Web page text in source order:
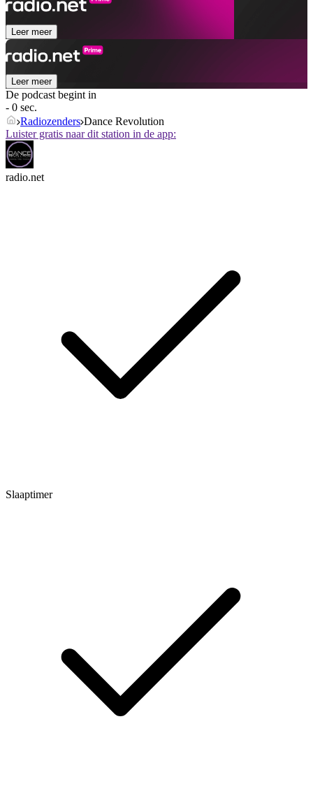
Leer meer
Leer meer
De podcast begint in
- 0 sec.
Radiozenders Dance Revolution
Luister gratis naar dit station in de app:
radio.net
Slaaptimer